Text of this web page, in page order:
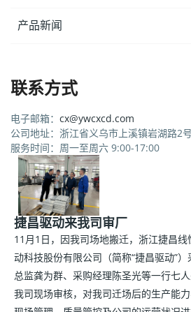
产品新闻
联系方式
电子邮箱： cx@ywcxcd.com
公司地址：浙江省义乌市上溪镇岩湖路2
服务时间：周一至周六 9:00-17:00
捷昌驱动来我司审厂
11月1日，因我司场地搬迁，浙江捷昌线
动科技股份有限公司（简称“捷昌驱动”）
总监龚为群、采购经理陈圣光等一行七
我司现场审核，对我司迁场后的生产能力